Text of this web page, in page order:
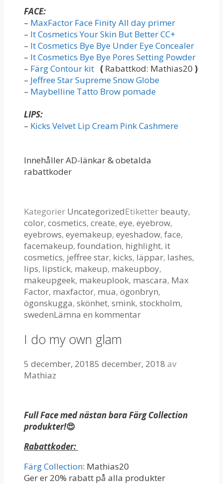
FACE:
– MaxFactor Face Finity All day primer
– It Cosmetics Your Skin But Better CC+
– It Cosmetics Bye Bye Under Eye Concealer
– It Cosmetics Bye Bye Pores Setting Powder
– Färg Contour kit ( Rabattkod: Mathias20 )
– Jeffree Star Supreme Snow Globe
– Maybelline Tatto Brow pomade
LIPS:
– Kicks Velvet Lip Cream Pink Cashmere
Innehåller AD-länkar & obetalda
rabattkoder
Kategorier UncategorizedEtiketter beauty,
color, cosmetics, create, eye, eyebrow,
eyebrows, eyemakeup, eyeshadow, face,
facemakeup, foundation, highlight, it
cosmetics, jeffree star, kicks, läppar, lashes,
lips, lipstick, makeup, makeupboy,
makeupgeek, makeuplook, mascara, Max
Factor, maxfactor, mua, ögonbryn,
ögonskugga, skönhet, smink, stockholm,
swedenLämna en kommentar
I do my own glam
5 december, 20185 december, 2018 av
Mathiaz
Full Face med nästan bara Färg Collection
produkter!😍
Rabattkoder:
Färg Collection: Mathias20
Ger er 20% rabatt på alla produkter